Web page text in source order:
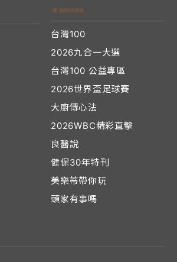
台灣100
2026九合一大選
台灣100 公益專區
2026世界盃足球賽
大廚傳心法
2026WBC精彩直擊
良醫說
健保30年特刊
美樂蒂帶你玩
頭家有事嗎